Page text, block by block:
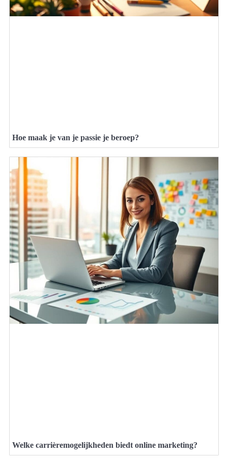
Hoe maak je van je passie je beroep?
Welke carrièremogelijkheden biedt online marketing?